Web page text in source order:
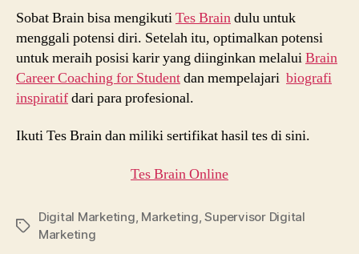
Sobat Brain bisa mengikutiTes Braindulu untuk
menggali potensi diri. Setelah itu, optimalkan potensi
untuk meraih posisi karir yang diinginkan melaluiBrain
Career Coaching for Studentdan mempelajari biografi
inspiratifdari para profesional.
Ikuti Tes Brain dan miliki sertifikat hasil tes di sini.
Tes Brain Online
Tags
Digital Marketing Marketing ,Supervisor Digital
Marketing